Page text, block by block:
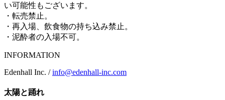
い可能性もございます。
・転売禁止。
・再入場、飲食物の持ち込み禁止。
・泥酔者の入場不可。
INFORMATION
Edenhall Inc. /info@edenhall-inc.com
太陽と踊れ